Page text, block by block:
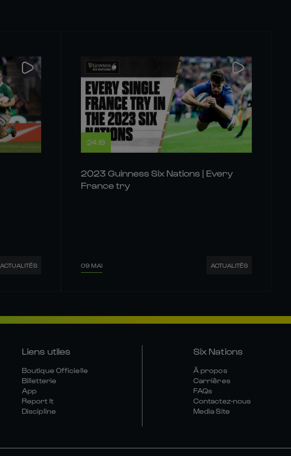
ACTUALITÉS
24:19
2023 Guinness Six Nations | Every
France try
09 MAI ACTUALITÉS
Liens utiles
Boutique Officielle
Billetterie
App
Report It
Discipline
Six Nations
À propos
Carrières
FAQs
Contactez-nous
Media Site